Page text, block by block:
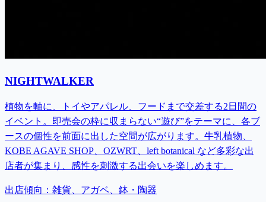
NIGHTWALKER
植物を軸に、トイやアパレル、フードまで交差する2日間の
イベント。即売会の枠に収まらない“遊び”をテーマに、各ブ
ースの個性を前面に出した空間が広がります。牛乳植物、
KOBE AGAVE SHOP、OZWRT、left botanical など多彩な出
店者が集まり、感性を刺激する出会いを楽しめます。
出店傾向： 雑貨、アガベ、鉢・陶器